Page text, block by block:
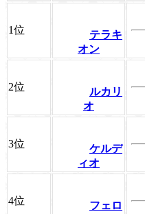
1位
テラキ
オン
2位
ルカリ
オ
3位
ケルデ
ィオ
4位
フェロ